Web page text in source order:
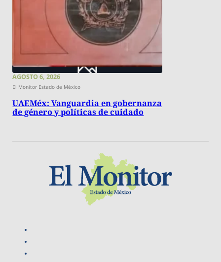
AGOSTO 6, 2026
El Monitor Estado de México
UAEMéx: Vanguardia en gobernanza
de género y políticas de cuidado